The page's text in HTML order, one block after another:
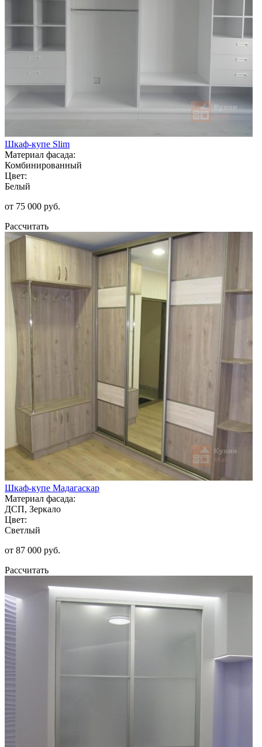
Шкаф-купе Slim
Материал фасада:
Комбинированный
Цвет:
Белый
от 75 000 руб.
Рассчитать
Шкаф-купе Мадагаскар
Материал фасада:
ДСП, Зеркало
Цвет:
Светлый
от 87 000 руб.
Рассчитать